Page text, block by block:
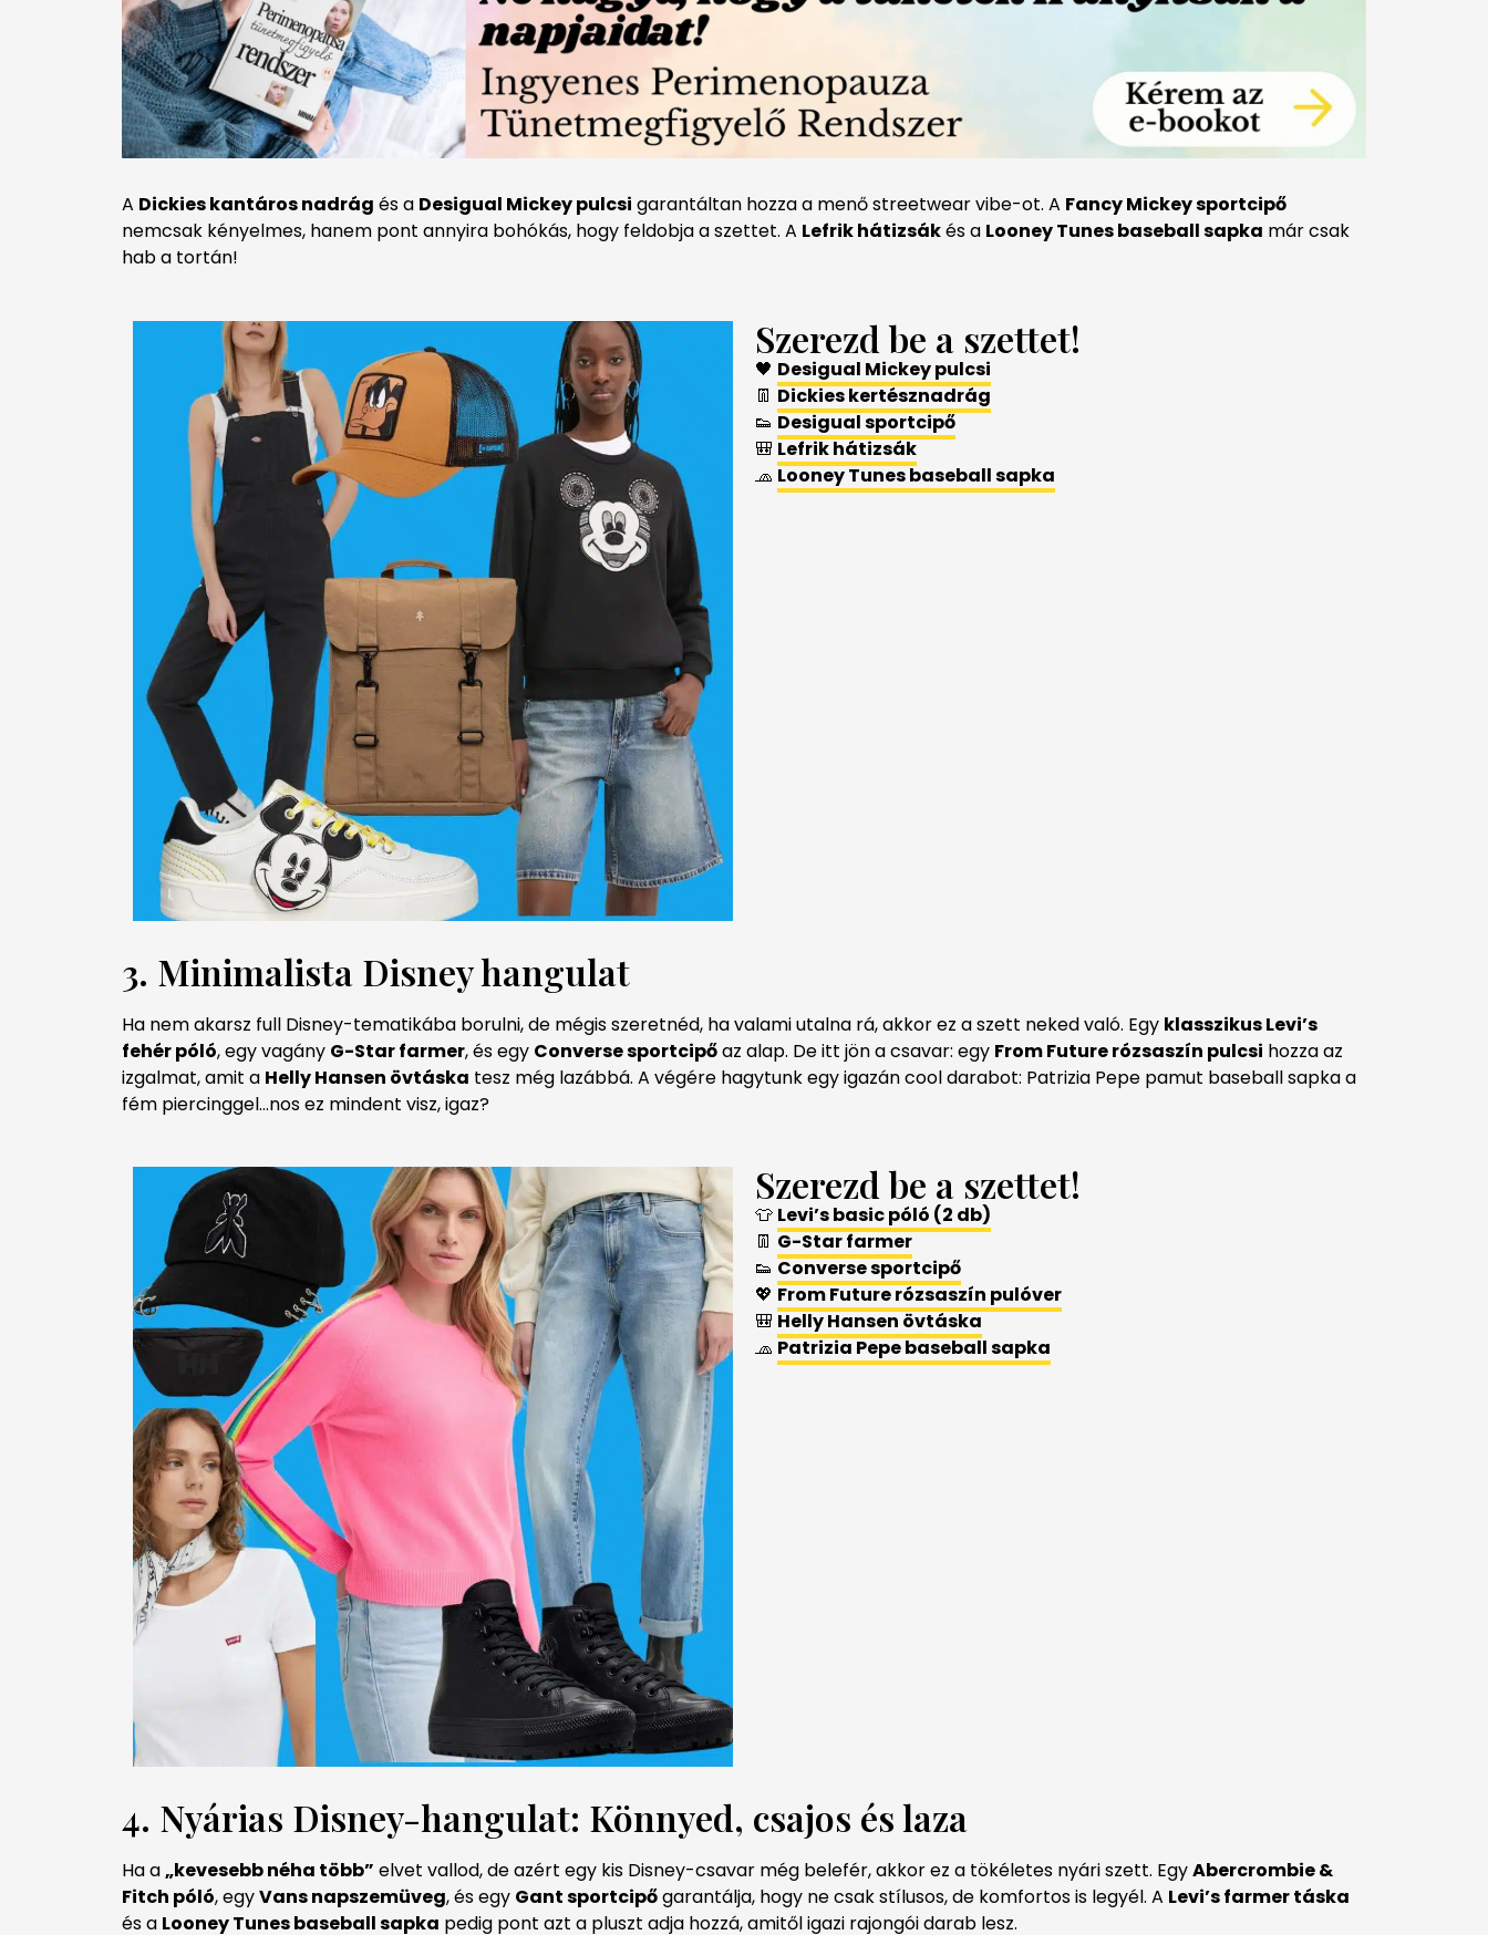
A Dickies kantáros nadrág és a Desigual Mickey pulcsi garantáltan hozza a menő streetwear vibe-ot. A Fancy Mickey sportcipő
nemcsak kényelmes, hanem pont annyira bohókás, hogy feldobja a szettet. A Lefrik hátizsákés a Looney Tunes baseball sapka már csak
hab a tortán!
Szerezd be a szettet!
🖤 Desigual Mickey pulcsi
👖 Dickies kertésznadrág
👟 Desigual sportcipő
🎒 Lefrik hátizsák
🧢 Looney Tunes baseball sapka
3. Minimalista Disney hangulat
Ha nem akarsz full Disney-tematikába borulni, de mégis szeretnéd, ha valami utalna rá, akkor ez a szett neked való. Egy klasszikus Levi’s
fehér póló, egy vagány G-Star farmer, és egy Converse sportcipőaz alap. De itt jön a csavar: egy From Future rózsaszín pulcsi hozza az
izgalmat, amit a Helly Hansen övtáska tesz még lazábbá. A végére hagytunk egy igazán cool darabot: Patrizia Pepe pamut baseball sapka a
fém piercinggel…nos ez mindent visz, igaz?
Szerezd be a szettet!
👕 Levi’s basic póló (2 db)
👖 G-Star farmer
👟 Converse sportcipő
💖 From Future rózsaszín pulóver
🎒 Helly Hansen övtáska
🧢 Patrizia Pepe baseball sapka
4. Nyárias Disney-hangulat: Könnyed, csajos és laza
Ha a„kevesebb néha több” elvet vallod, de azért egy kis Disney-csavar még belefér, akkor ez a tökéletes nyári szett. EgyAbercrombie &
Fitch póló, egyVans napszemüveg, és egy Gant sportcipőgarantálja, hogy ne csak stílusos, de komfortos is legyél. A Levi’s farmer táska
és a Looney Tunes baseball sapka pedig pont azt a pluszt adja hozzá, amitől igazi rajongói darab lesz.